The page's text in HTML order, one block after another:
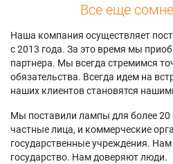
Все еще
Наша компания осуществляет
с 2013 года. За это время мы
партнера. Мы всегда стремимся
обязательства. Всегда идем на
наших клиентов становятся
Мы поставили лампы для более 20
частные лица, и коммерческие
государственные учреждения. Нам
государство. Нам доверяют люди.